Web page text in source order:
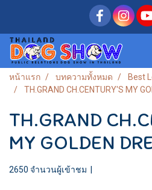
หน้าแรก บทความทั้งหมด
Best
TH.GRAND CH.CENTURY'S MY
TH.GRAND
MY GOLDEN
2650 จำนวนผู้เข้าชม